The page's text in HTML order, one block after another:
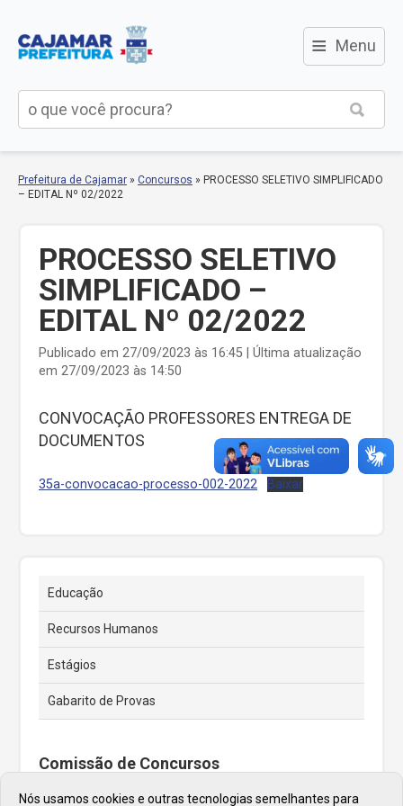
≡ Menu
Prefeitura de Cajamar » Concursos » PROCESSO SELETIVO SIMPLIFICADO
– EDITAL Nº 02/2022
PROCESSO SELETIVO
SIMPLIFICADO –
EDITAL Nº 02/2022
Publicado em 27/09/2023 às 16:45 | Última atualização
em 27/09/2023 às 14:50
CONVOCAÇÃO PROFESSORES ENTREGA DE
DOCUMENTOS
35a-convocacao-processo-002-2022 Baixar
Educação
Recursos Humanos
Estágios
Gabarito de Provas
Comissão de Concursos
Endereço e Telefone
Nós usamos cookies e outras tecnologias semelhantes para